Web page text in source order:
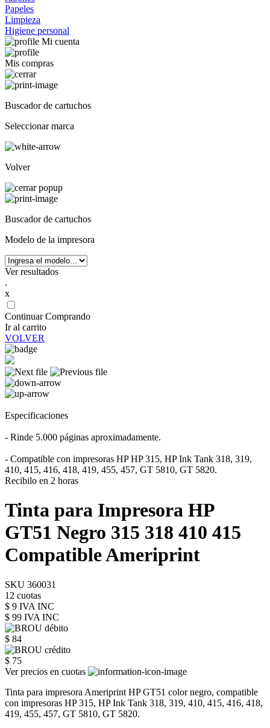
Papeles
Limpieza
Higiene personal
Mi cuenta
Mis compras
Buscador de cartuchos
Seleccionar marca
Volver
Buscador de cartuchos
Modelo de la impresora
Ver resultados
.
x
Continuar Comprando
Ir al carrito
VOLVER
Especificaciones
- Rinde 5.000 páginas aproximadamente.
- Compatible con impresoras HP HP 315, HP Ink Tank 318, 319,
410, 415, 416, 418, 419, 455, 457, GT 5810, GT 5820.
Recibilo en 2 horas
Tinta para Impresora HP
GT51 Negro 315 318 410 415
Compatible Ameriprint
SKU 360031
12 cuotas
$ 9 IVA INC
$ 99 IVA INC
$ 84
$ 75
Ver precios en cuotas
Tinta para impresora Ameriprint HP GT51 color negro, compatible
con impresoras HP 315, HP Ink Tank 318, 319, 410, 415, 416, 418,
419, 455, 457, GT 5810, GT 5820.